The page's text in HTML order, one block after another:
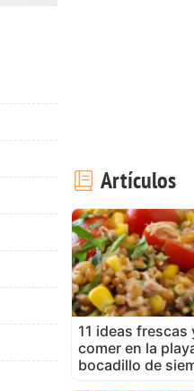
Artículos
11 ideas
comer en la
bocadillo de